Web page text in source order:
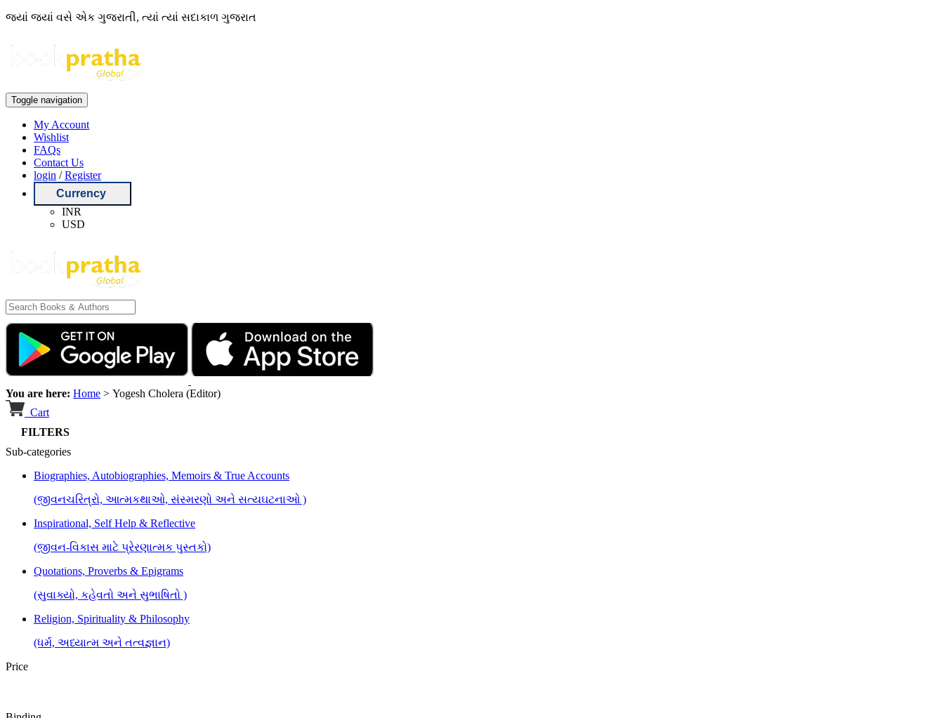
જ્યાં જ્યાં વસે એક ગુજરાતી, ત્યાં ત્યાં સદાકાળ ગુજરાત
Toggle navigation
My Account
Wishlist
FAQs
Contact Us
login /Register
Currency
INR
USD
You are here: Home > Yogesh Cholera (Editor)
Cart
FILTERS
Sub-categories
Biographies, Autobiographies, Memoirs & True Accounts
(જીવનચરિત્રો, આત્મકથાઓ, સંસ્મરણો અને સત્યઘટનાઓ )
Inspirational, Self Help & Reflective
(જીવન-વિકાસ માટે પ્રેરણાત્મક પુસ્તકો)
Quotations, Proverbs & Epigrams
(સુવાક્યો, કહેવતો અને સુભાષિતો )
Religion, Spirituality & Philosophy
(ધર્મ, અધ્યાત્મ અને તત્વજ્ઞાન)
Price